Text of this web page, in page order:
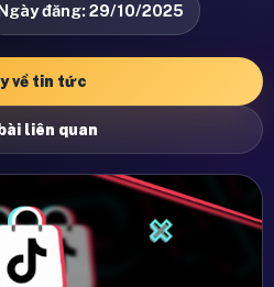
đăng: 29/10/2025
về tin tức
liên quan